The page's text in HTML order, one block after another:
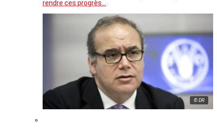
rendre ces progrès…
© DR